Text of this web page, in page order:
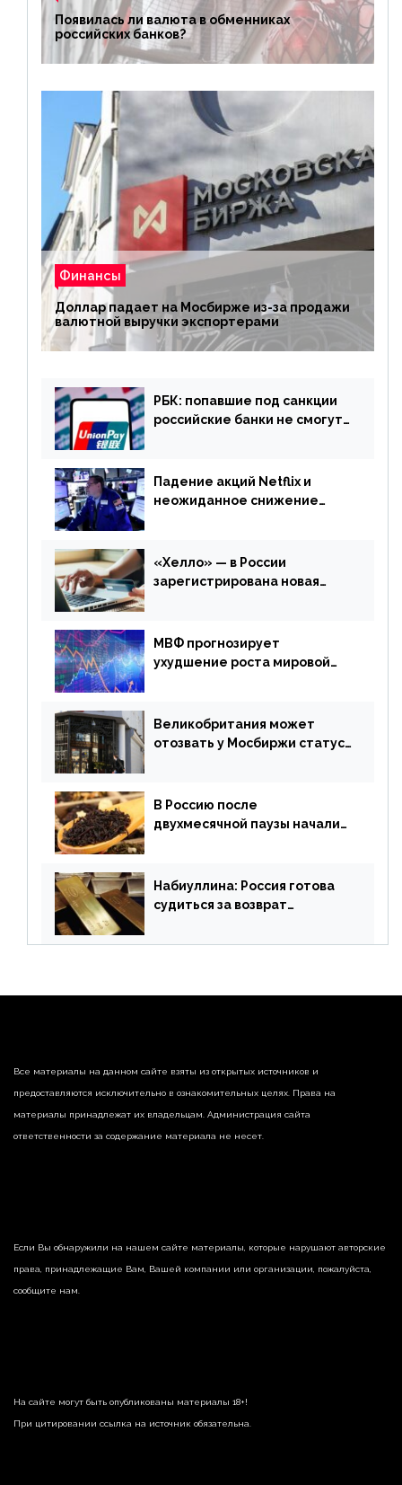
Появилась ли валюта в обменниках
российских банков?
Финансы
Доллар падает на Мосбирже из-за продажи
валютной выручки экспортерами
РБК: попавшие под санкции
российские банки не смогут
Падение акций Netflix и
неожиданное снижение
апреля
«Хелло» — в России
зарегистрирована новая
МВФ прогнозирует
ухудшение роста мировой
апреля
Великобритания может
отозвать у Мосбиржи статус
В Россию после
двухмесячной паузы начали
Набиуллина: Россия готова
судиться за возврат
страны
Все материалы на данном сайте взяты из открытых источников и
предоставляются исключительно в ознакомительных целях. Права на
материалы принадлежат их владельцам. Администрация сайта
ответственности за содержание материала не несет.
Если Вы обнаружили на нашем сайте материалы, которые нарушают авторские
права, принадлежащие Вам, Вашей компании или организации, пожалуйста,
сообщите нам.
На сайте могут быть опубликованы материалы 18+!
При цитировании ссылка на источник обязательна.